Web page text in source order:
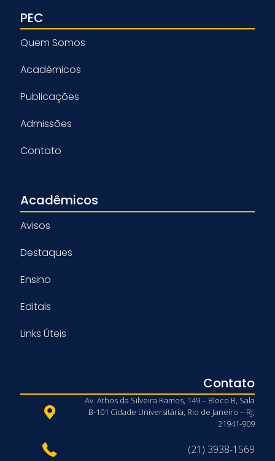
PEC
Quem Somos
Acadêmicos
Publicações
Admissões
Contato
Acadêmicos
Avisos
Destaques
Ensino
Editais
Links Úteis
Contato
Av. Athos da Silveira Ramos, 149 – Bloco B, Sala
B-101 Cidade Universitária, Rio de Janeiro – RJ,
21941-909
(21) 3938-1569